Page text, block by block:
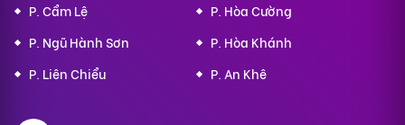
P. Cẩm Lệ
P. Hòa Cường
P. Ngũ Hành Sơn
P. Hòa Khánh
P. Liên Chiểu
P. An Khê